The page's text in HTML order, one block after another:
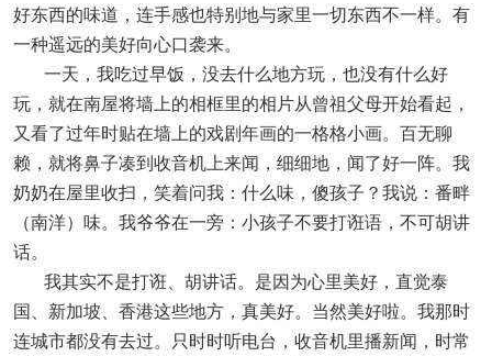
好东西的味道，连手感也特别地与家里一切东西不一样。有
一种遥远的美好向心口袭来。
一天，我吃过早饭，没去什么地方玩，也没有什么好
玩，就在南屋将墙上的相框里的相片从曾祖父母开始看起，
又看了过年时贴在墙上的戏剧年画的一格格小画。百无聊
赖，就将鼻子凑到收音机上来闻，细细地，闻了好一阵。我
奶奶在屋里收扫，笑着问我：什么味，傻孩子？我说：番畔
（南洋）味。我爷爷在一旁：小孩子不要打诳语，不可胡讲
话。
我其实不是打诳、胡讲话。是因为心里美好，直觉泰
国、新加坡、香港这些地方，真美好。当然美好啦。我那时
连城市都没有去过。只时时听电台，收音机里播新闻，时常